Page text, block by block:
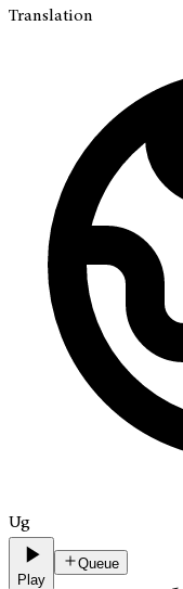
Translation
Ug
Play
Queue